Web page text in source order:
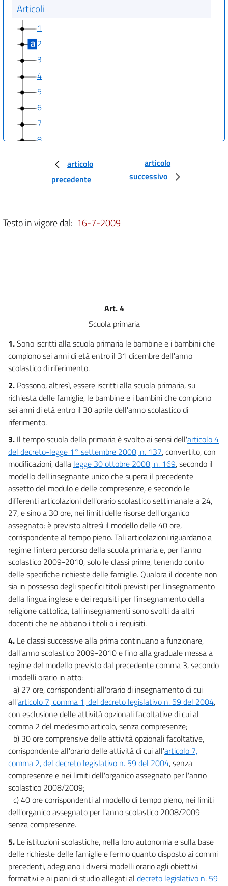
Articoli
1
2
3
4
5
6
7
8
articolo
precedente
articolo
successivo
Testo in vigore dal: 16-7-2009
Art. 4
Scuola primaria
1.Sono iscritti alla scuola primaria le bambine e i bambini che
compiono sei anni di età entro il 31 dicembre dell'anno
scolastico di riferimento.
2. Possono, altresì, essere iscritti alla scuola primaria, su
richiesta delle famiglie, le bambine e i bambini che compiono
sei anni di età entro il 30 aprile dell'anno scolastico di
riferimento.
3. Il tempo scuola della primaria è svolto ai sensi dell'articolo 4
del decreto-legge 1° settembre 2008, n. 137, convertito, con
modificazioni, dalla legge 30 ottobre 2008, n. 169, secondo il
modello dell'insegnante unico che supera il precedente
assetto del modulo e delle compresenze, e secondo le
differenti articolazioni dell'orario scolastico settimanale a 24,
27, e sino a 30 ore, nei limiti delle risorse dell'organico
assegnato; è previsto altresì il modello delle 40 ore,
corrispondente al tempo pieno. Tali articolazioni riguardano a
regime l'intero percorso della scuola primaria e, per l'anno
scolastico 2009-2010, solo le classi prime, tenendo conto
delle specifiche richieste delle famiglie. Qualora il docente non
sia in possesso degli specifici titoli previsti per l'insegnamento
della lingua inglese e dei requisiti per l'insegnamento della
religione cattolica, tali insegnamenti sono svolti da altri
docenti che ne abbiano i titoli o i requisiti.
4. Le classi successive alla prima continuano a funzionare,
dall'anno scolastico 2009-2010 e fino alla graduale messa a
regime del modello previsto dal precedente comma 3, secondo
i modelli orario in atto:
a) 27 ore, corrispondenti all'orario di insegnamento di cui
all'articolo 7, comma 1, del decreto legislativo n. 59 del 2004,
con esclusione delle attività opzionali facoltative di cui al
comma 2 del medesimo articolo, senza compresenze;
b) 30 ore comprensive delle attività opzionali facoltative,
corrispondente all'orario delle attività di cui all'articolo 7,
comma 2, del decreto legislativo n. 59 del 2004, senza
compresenze e nei limiti dell'organico assegnato per l'anno
scolastico 2008/2009;
c) 40 ore corrispondenti al modello di tempo pieno, nei limiti
dell'organico assegnato per l'anno scolastico 2008/2009
senza compresenze.
5. Le istituzioni scolastiche, nella loro autonomia e sulla base
delle richieste delle famiglie e fermo quanto disposto ai commi
precedenti, adeguano i diversi modelli orario agli obiettivi
formativi e ai piani di studio allegati al decreto legislativo n. 59